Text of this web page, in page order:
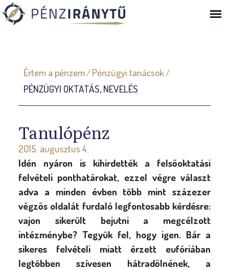
Ugrás a navigációhoz
J
e
n
l
e
g
i
h
e
l
y
Értem a pénzem/Pénzügyi tanácsok/
PÉNZÜGYI OKTATÁS, NEVELÉS
Tanulópénz
2015. augusztus 4.
Idén nyáron is kihirdették a felsőoktatási
felvételi ponthatárokat, ezzel végre választ
adva a minden évben több mint százezer
végzős oldalát furdaló legfontosabb kérdésre:
vajon sikerült bejutni a megcélzott
intézménybe? Tegyük fel, hogy igen. Bár a
sikeres felvételi miatt érzett eufóriában
legtöbben szívesen hátradőlnének, a